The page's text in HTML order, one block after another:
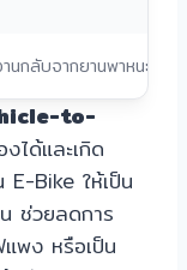
นกลับจากยานพาหนะไฟ
to-
ได้และเกิด
E-Bike ให้เป็น
ช่วยลดการ
พง หรือเป็น